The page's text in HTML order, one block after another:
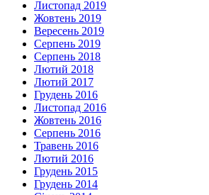
Листопад 2019
Жовтень 2019
Вересень 2019
Серпень 2019
Серпень 2018
Лютий 2018
Лютий 2017
Грудень 2016
Листопад 2016
Жовтень 2016
Серпень 2016
Травень 2016
Лютий 2016
Грудень 2015
Грудень 2014